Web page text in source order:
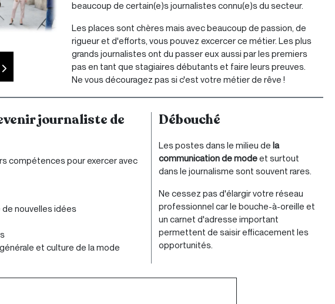
beaucoup de certain(e)s journalistes connu(e)s du secteur.
Les places sont chères mais avec beaucoup de passion, de
rigueur et d'efforts, vous pouvez excercer ce métier. Les plus
grands journalistes ont du passer eux aussi par les premiers
pas en tant que stagiaires débutants et faire leurs preuves.
Ne vous découragez pas si c'est votre métier de rêve !
journaliste de
compétences pour exercer avec
nouvelles idées
et culture de la mode
Débouché
Les postes dans le milieu de la
communication de modeet surtout
dans le journalisme sont souvent rares.
Ne cessez pas d'élargir votre réseau
professionnel car le bouche-à-oreille et
un carnet d'adresse important
permettent de saisir efficacement les
opportunités.